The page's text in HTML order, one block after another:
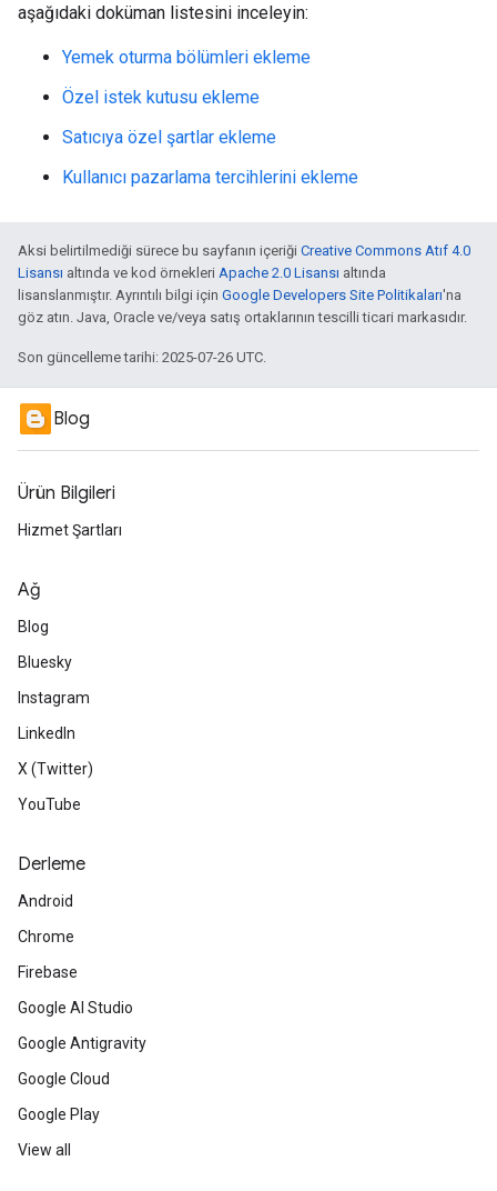
aşağıdaki doküman listesini inceleyin:
Yemek oturma bölümleri ekleme
Özel istek kutusu ekleme
Satıcıya özel şartlar ekleme
Kullanıcı pazarlama tercihlerini ekleme
Aksi belirtilmediği sürece bu sayfanın içeriği Creative Commons Atıf 4.0
Lisansı altında ve kod örnekleri Apache 2.0 Lisansı altında
lisanslanmıştır. Ayrıntılı bilgi için Google Developers Site Politikaları'na
göz atın. Java, Oracle ve/veya satış ortaklarının tescilli ticari markasıdır.
Son güncelleme tarihi: 2025-07-26 UTC.
Blog
Ürün Bilgileri
Hizmet Şartları
Ağ
Blog
Bluesky
Instagram
LinkedIn
X (Twitter)
YouTube
Derleme
Android
Chrome
Firebase
Google AI Studio
Google Antigravity
Google Cloud
Google Play
View all